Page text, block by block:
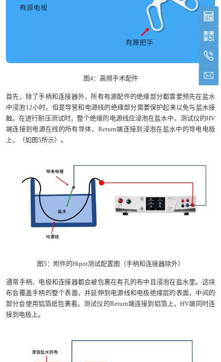
图4：高频手术配件
首先，除了手柄和连接器外，所有有源配件的绝缘部分都需要预先在盐水
中浸泡12小时。但是导管和电源线的绝缘部分需要保护起来以免与盐水接
触。在进行耐压测试时，整个绝缘的电源线应浸泡在盐水中。测试仪的HV
端连接到电源在线的所有导体，Return端连接到浸泡在盐水中的导电电极
上，（如图5所示）。
图5：附件的Hipot测试配置图（手柄和连接器除外）
通常手柄、电极和连接器都会被包裹在有孔的布中且浸泡在盐水里。这块
布会覆盖手柄的整个表面，并延伸到电源线和电极绝缘层的表面，中间的
部分会使用铝箔纸包裹着。测试仪的Return端连接到铝箔上，HV端同时连
接到电极上。